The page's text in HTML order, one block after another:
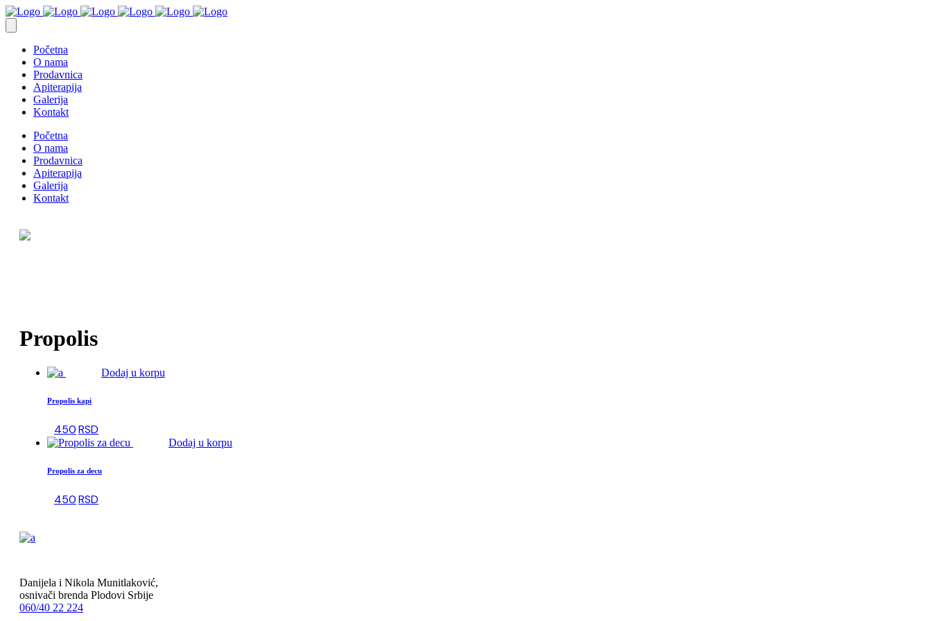
Početna
O nama
Prodavnica
Apiterapija
Galerija
Kontakt
Početna
O nama
Prodavnica
Apiterapija
Galerija
Kontakt
Propolis
Dodaj u korpu
Propolis kapi
450RSD
Dodaj u korpu
Propolis za decu
450RSD
Danijela i Nikola Munitlaković,
osnivači brenda Plodovi Srbije
060/40 22 224